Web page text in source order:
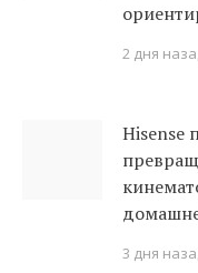
2 дня
Hisense
3 дня